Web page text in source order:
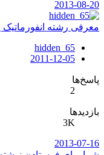
2013-08-20
معرفی رشته
hidden_65
2011-12-05
پاسخ‌ها
2
بازدیدها
3K
2013-07-16